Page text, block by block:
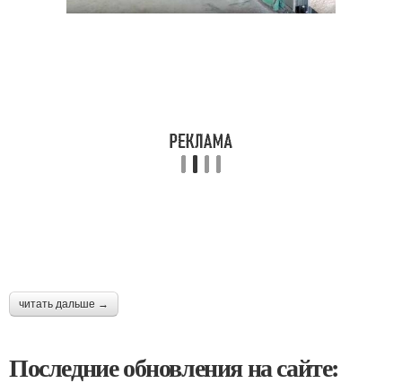
читать дальше →
Последние обновления на сайте: